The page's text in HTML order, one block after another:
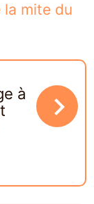
la mite du
à
navigate_next